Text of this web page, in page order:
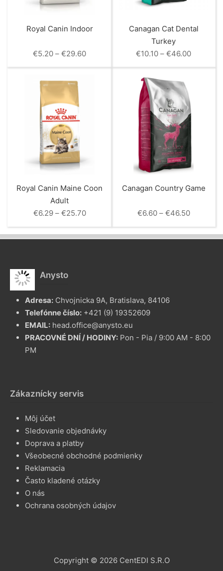
Royal Canin Indoor
€5.20 – €29.60Price
range:
Canagan Cat Dental
Turkey
€10.10 – €46.00Price
range:
Royal Canin Maine Coon
Adult
€6.29 – €25.70Price
range:
€6.29
Canagan Country Game
€6.60 – €46.50Price
range:
€6.60
Anysto
Adresa: Chvojnicka 9A, Bratislava, 84106
Telefónne číslo: +421 (9) 19352609
EMAIL: head.office@anysto.eu
PRACOVNÉ DNÍ / HODINY: Pon - Pia / 9:00 AM - 8:00
PM
Zákaznícky servis
Môj účet
Sledovanie objednávky
Doprava a platby
Všeobecné obchodné podmienky
Reklamacia
Často kladené otázky
O nás
Ochrana osobných údajov
Copyright © 2026 CentEDI S.R.O